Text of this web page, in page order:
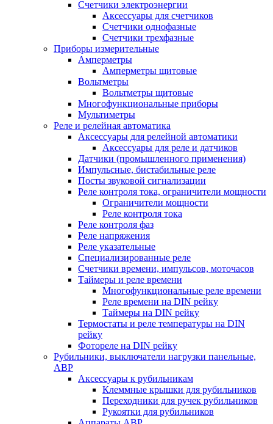
Счетчики электроэнергии
Аксессуары для счетчиков
Счетчики однофазные
Счетчики трехфазные
Приборы измерительные
Амперметры
Амперметры щитовые
Вольтметры
Вольтметры щитовые
Многофункциональные приборы
Мультиметры
Реле и релейная автоматика
Аксессуары для релейной автоматики
Аксессуары для реле и датчиков
Датчики (промышленного применения)
Импульсные, бистабильные реле
Посты звуковой сигнализации
Реле контроля тока, ограничители мощности
Ограничители мощности
Реле контроля тока
Реле контроля фаз
Реле напряжения
Реле указательные
Специализированные реле
Счетчики времени, импульсов, моточасов
Таймеры и реле времени
Многофункциональные реле времени
Реле времени на DIN рейку
Таймеры на DIN рейку
Термостаты и реле температуры на DIN
рейку
Фотореле на DIN рейку
Рубильники, выключатели нагрузки панельные,
АВР
Аксессуары к рубильникам
Клеммные крышки для рубильников
Переходники для ручек рубильников
Рукоятки для рубильников